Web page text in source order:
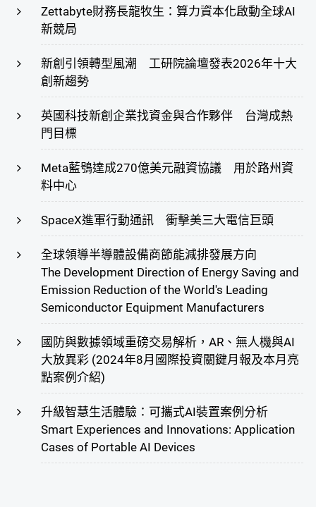
Zettabyte財務長龍牧生：算力資本化啟動全球AI
新競局
新創引領轉型風潮 工研院論壇發表2026年十大
創新趨勢
英國科技新創企業找資金與合作夥伴 台灣成熱
門目標
Meta藍鴞達成270億美元融資協議 用於路州資
料中心
SpaceX進軍行動通訊 衝擊美三大電信巨頭
全球領導半導體設備商節能減排發展方向
The Development Direction of Energy Saving and
Emission Reduction of the World's Leading
Semiconductor Equipment Manufacturers
國防與數據領域重磅交易解析，AR、無人機與AI
大放異彩 (2024年8月國際投資關鍵月報及本月亮
點案例介紹)
升級智慧生活體驗：可攜式AI裝置案例分析
Smart Experiences and Innovations: Application
Cases of Portable AI Devices